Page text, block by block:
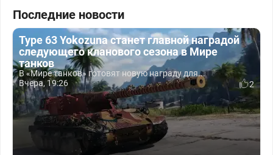
Последние новости
Type 63 Yokozuna станет главной наградой
следующего кланового сезона в Мире
танков
В «Мире танков» готовят новую награду для...
Вчера, 19:26
2